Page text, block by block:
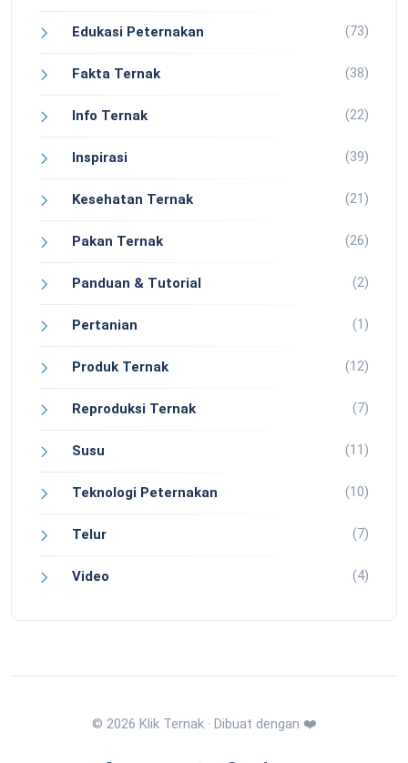
Edukasi Peternakan (73)
Fakta Ternak (38)
Info Ternak (22)
Inspirasi (39)
Kesehatan Ternak (21)
Pakan Ternak (26)
Panduan & Tutorial (2)
Pertanian (1)
Produk Ternak (12)
Reproduksi Ternak (7)
Susu (11)
Teknologi Peternakan (10)
Telur (7)
Video (4)
© 2026 Klik Ternak · Dibuat dengan ❤️